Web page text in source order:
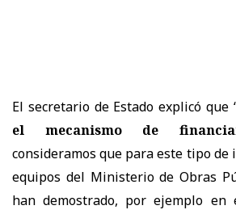
El secretario de Estado explicó que
el mecanismo de
consideramos que para este tipo
equipos del Ministerio de Obras
han demostrado, por ejemplo en